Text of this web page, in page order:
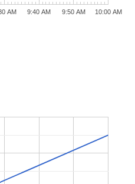
AM 9:40 AM 9:50 AM 10:00 AM